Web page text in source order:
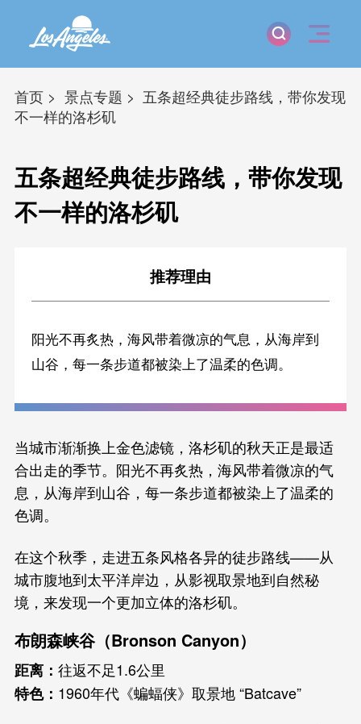
首页 景点专题
五条超经典徒步路线，带你发现
不一样的洛杉矶
五条超经典徒步路线，带你发现
不一样的洛杉矶
推荐理由
阳光不再炙热，海风带着微凉的气息，从海岸到
山谷，每一条步道都被染上了温柔的色调。
当城市渐渐换上金色滤镜，洛杉矶的秋天正是最适
合出走的季节。阳光不再炙热，海风带着微凉的气
息，从海岸到山谷，每一条步道都被染上了温柔的
色调。
在这个秋季，走进五条风格各异的徒步路线——从
城市腹地到太平洋岸边，从影视取景地到自然秘
境，来发现一个更加立体的洛杉矶。
布朗森峡谷（Bronson Canyon）
距离： 往返不足1.6公里
特色： 1960年代《蝙蝠侠》取景地 “Batcave”